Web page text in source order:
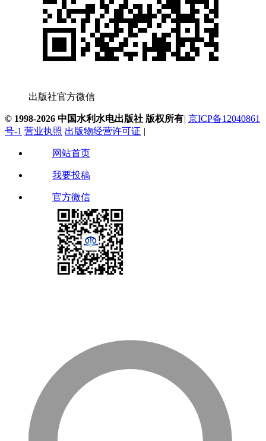
出版社官方微信
© 1998-2026 中国水利水电出版社 版权所有| 京ICP备12040861
号-1 营业执照 出版物经营许可证 |
网站首页
我要投稿
官方微信